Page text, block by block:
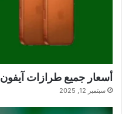
أسعار جميع طرازات آيفون 17 في سوريا
سبتمبر 12, 2025